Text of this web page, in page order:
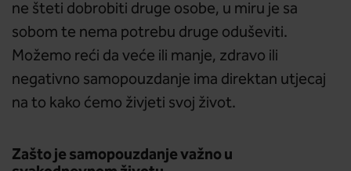
ne šteti dobrobiti druge osobe, u miru je sa
sobom te nema potrebu druge oduševiti.
Možemo reći da veće ili manje, zdravo ili
negativno samopouzdanje ima direktan utjecaj
na to kako ćemo živjeti svoj život.
Zašto je samopouzdanje važno u